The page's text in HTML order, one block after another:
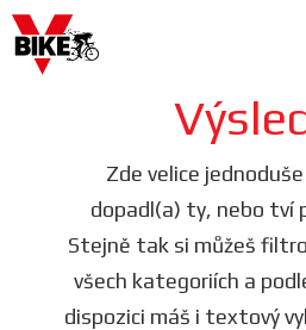
Zde velice
dopadl(a) ty, nebo tví
Stejně tak si můžeš
všech kategoriích a
dispozici máš i textový